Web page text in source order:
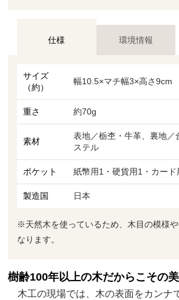
仕様 環境情報
サイズ
（約）
幅10.5×マチ幅3×高さ9cm
重さ 約70g
素材
表地／栃杢・牛革、裏地／
ステル
ポケット 紙幣用1・硬貨用1・カード
製造国 日本
※天然木を使っているため、木目の模様
なります。
樹齢100年以上の木だからこその美
木工の現場では、木の表面をカンナ